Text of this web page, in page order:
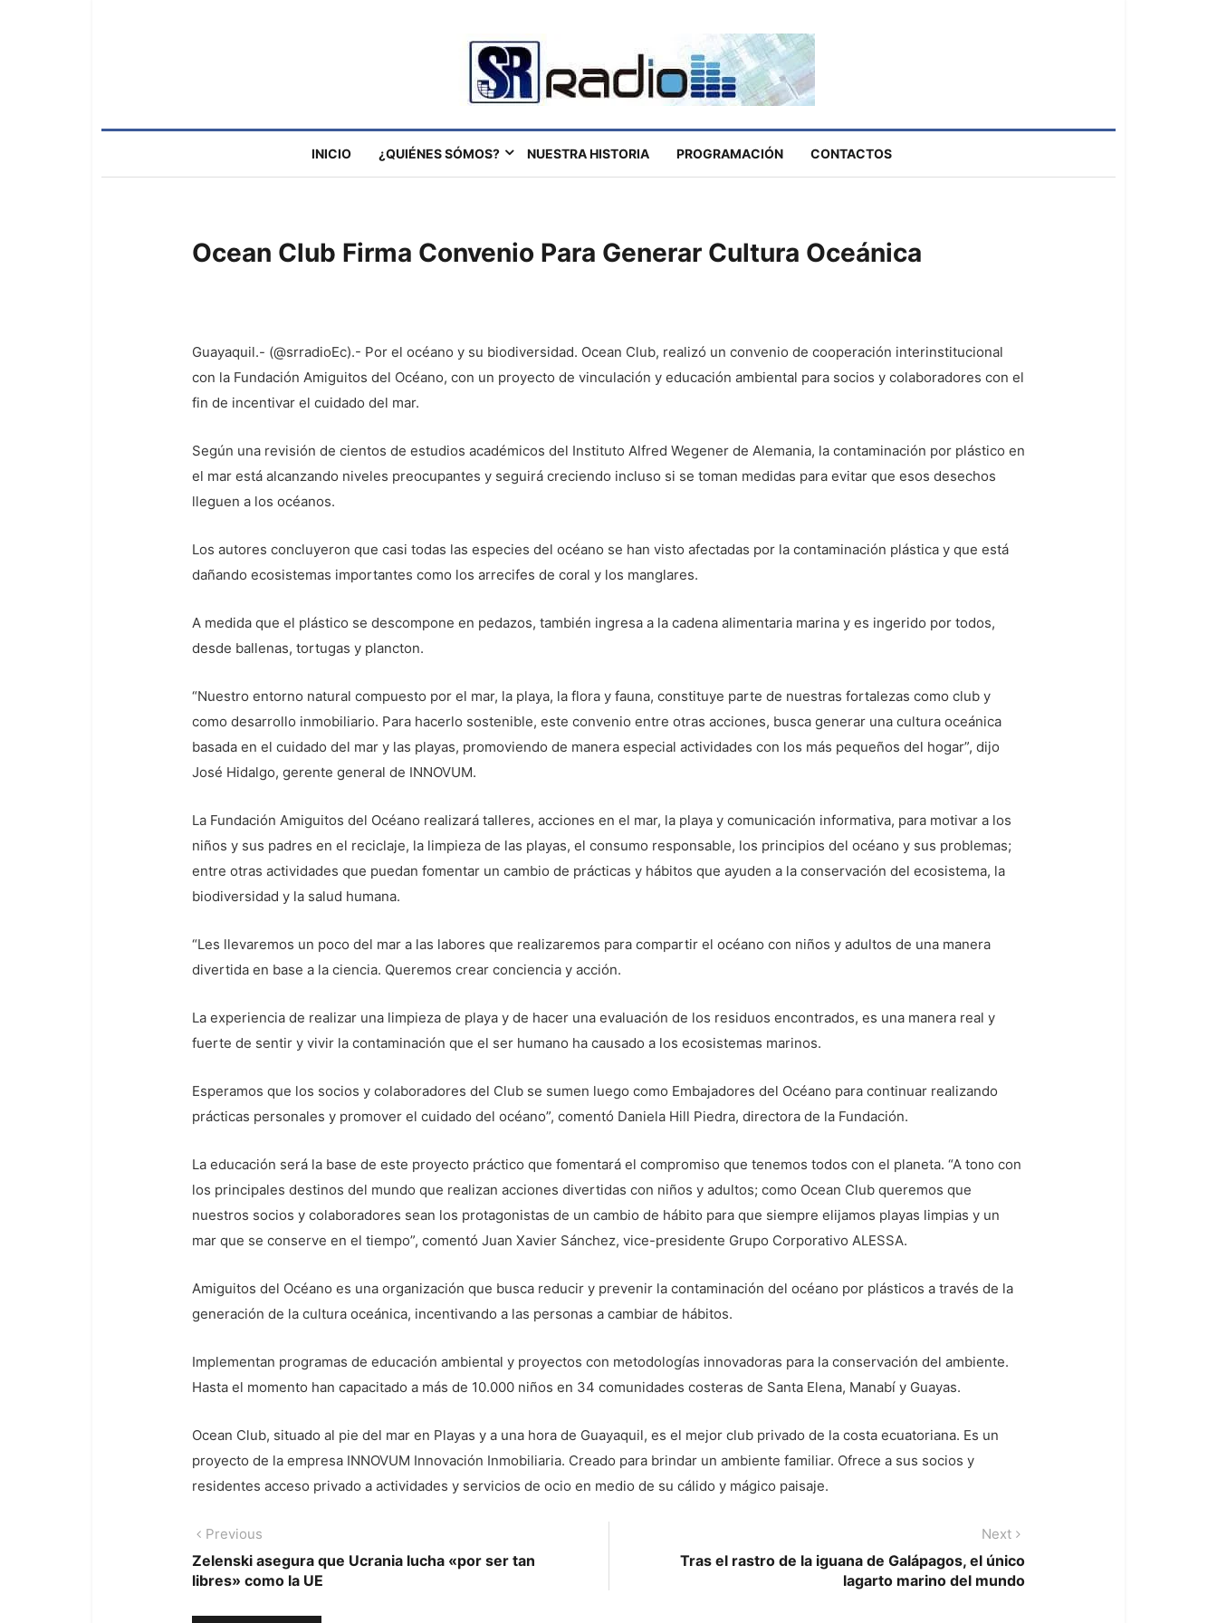
INICIO ¿QUIÉNES SÓMOS? NUESTRA HISTORIA PROGRAMACIÓN CONTACTOS
Ocean Club Firma Convenio Para Generar Cultura Oceánica
Guayaquil.- (@srradioEc).- Por el océano y su biodiversidad. Ocean Club, realizó un convenio de cooperación interinstitucional
con la Fundación Amiguitos del Océano, con un proyecto de vinculación y educación ambiental para socios y colaboradores con el
fin de incentivar el cuidado del mar.
Según una revisión de cientos de estudios académicos del Instituto Alfred Wegener de Alemania, la contaminación por plástico en
el mar está alcanzando niveles preocupantes y seguirá creciendo incluso si se toman medidas para evitar que esos desechos
lleguen a los océanos.
Los autores concluyeron que casi todas las especies del océano se han visto afectadas por la contaminación plástica y que está
dañando ecosistemas importantes como los arrecifes de coral y los manglares.
A medida que el plástico se descompone en pedazos, también ingresa a la cadena alimentaria marina y es ingerido por todos,
desde ballenas, tortugas y plancton.
“Nuestro entorno natural compuesto por el mar, la playa, la flora y fauna, constituye parte de nuestras fortalezas como club y
como desarrollo inmobiliario. Para hacerlo sostenible, este convenio entre otras acciones, busca generar una cultura oceánica
basada en el cuidado del mar y las playas, promoviendo de manera especial actividades con los más pequeños del hogar”, dijo
José Hidalgo, gerente general de INNOVUM.
La Fundación Amiguitos del Océano realizará talleres, acciones en el mar, la playa y comunicación informativa, para motivar a los
niños y sus padres en el reciclaje, la limpieza de las playas, el consumo responsable, los principios del océano y sus problemas;
entre otras actividades que puedan fomentar un cambio de prácticas y hábitos que ayuden a la conservación del ecosistema, la
biodiversidad y la salud humana.
“Les llevaremos un poco del mar a las labores que realizaremos para compartir el océano con niños y adultos de una manera
divertida en base a la ciencia. Queremos crear conciencia y acción.
La experiencia de realizar una limpieza de playa y de hacer una evaluación de los residuos encontrados, es una manera real y
fuerte de sentir y vivir la contaminación que el ser humano ha causado a los ecosistemas marinos.
Esperamos que los socios y colaboradores del Club se sumen luego como Embajadores del Océano para continuar realizando
prácticas personales y promover el cuidado del océano”, comentó Daniela Hill Piedra, directora de la Fundación.
La educación será la base de este proyecto práctico que fomentará el compromiso que tenemos todos con el planeta. “A tono con
los principales destinos del mundo que realizan acciones divertidas con niños y adultos; como Ocean Club queremos que
nuestros socios y colaboradores sean los protagonistas de un cambio de hábito para que siempre elijamos playas limpias y un
mar que se conserve en el tiempo”, comentó Juan Xavier Sánchez, vice-presidente Grupo Corporativo ALESSA.
Amiguitos del Océano es una organización que busca reducir y prevenir la contaminación del océano por plásticos a través de la
generación de la cultura oceánica, incentivando a las personas a cambiar de hábitos.
Implementan programas de educación ambiental y proyectos con metodologías innovadoras para la conservación del ambiente.
Hasta el momento han capacitado a más de 10.000 niños en 34 comunidades costeras de Santa Elena, Manabí y Guayas.
Ocean Club, situado al pie del mar en Playas y a una hora de Guayaquil, es el mejor club privado de la costa ecuatoriana. Es un
proyecto de la empresa INNOVUM Innovación Inmobiliaria. Creado para brindar un ambiente familiar. Ofrece a sus socios y
residentes acceso privado a actividades y servicios de ocio en medio de su cálido y mágico paisaje.
Navegación
de
Previous
post:
Zelenski asegura que Ucrania lucha «por ser tan
libres» como la UE
Next
post:
Tras el rastro de la iguana de Galápagos, el único
lagarto marino del mundo